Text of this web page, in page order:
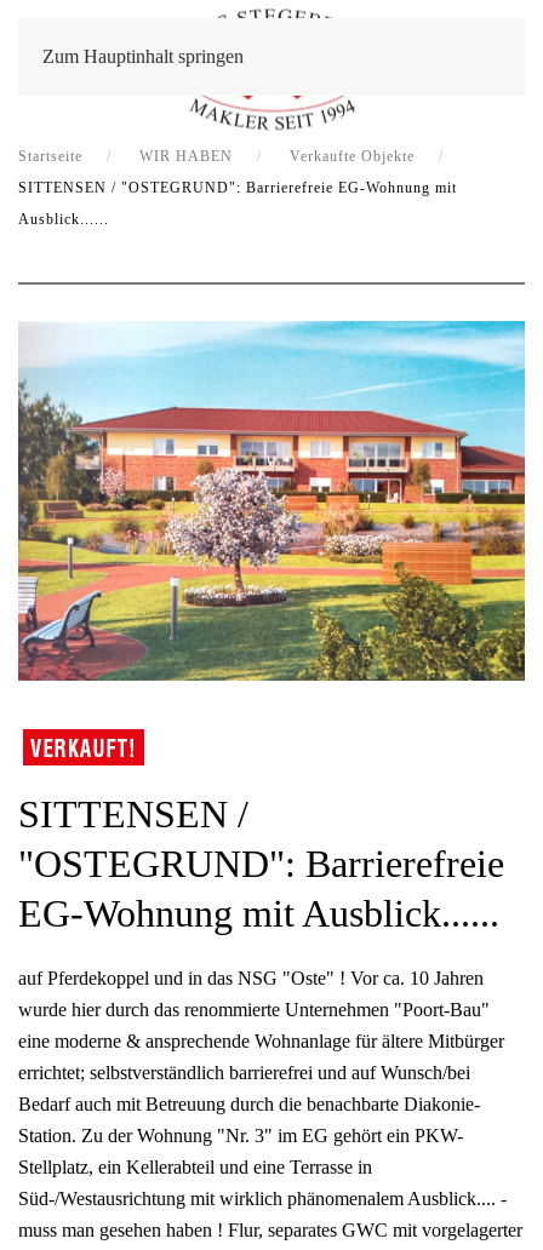
Zum Hauptinhalt springen
Startseite WIR HABEN
Verkaufte Objekte
SITTENSEN / "OSTEGRUND": Barrierefreie EG-Wohnung mit
Ausblick......
SITTENSEN /
"OSTEGRUND": Barrierefreie
EG-Wohnung mit Ausblick......
auf Pferdekoppel und in das NSG "Oste" ! Vor ca. 10 Jahren
wurde hier durch das renommierte Unternehmen "Poort-Bau"
eine moderne & ansprechende Wohnanlage für ältere Mitbürger
errichtet; selbstverständlich barrierefrei und auf Wunsch/bei
Bedarf auch mit Betreuung durch die benachbarte Diakonie-
Station. Zu der Wohnung "Nr. 3" im EG gehört ein PKW-
Stellplatz, ein Kellerabteil und eine Terrasse in
Süd-/Westausrichtung mit wirklich phänomenalem Ausblick.... -
muss man gesehen haben ! Flur, separates GWC mit vorgelagerter